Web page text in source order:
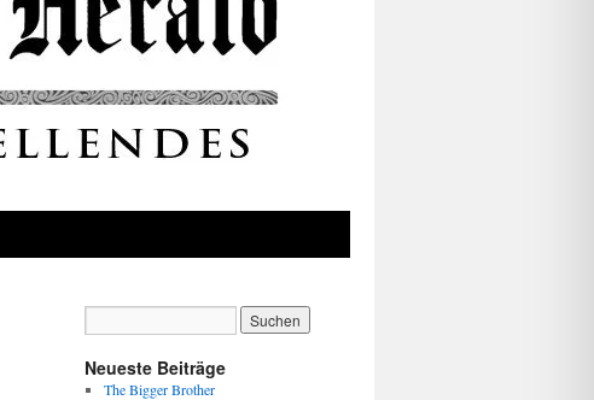
Neueste Beiträge
The Bigger Brother